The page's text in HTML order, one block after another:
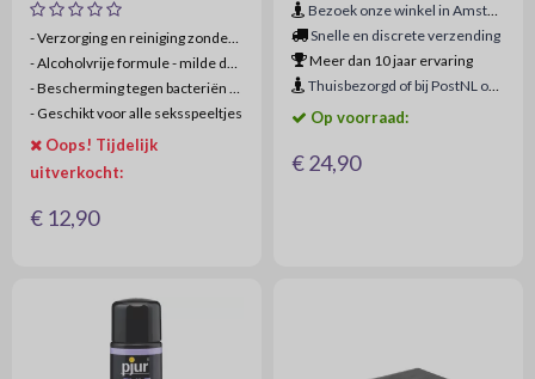
- Verzorging en reiniging zonder vlekken
-Alcoholvrije formule - milde desinfectie
-Bescherming tegen bacteriën en virussen
- Geschikt voor alle seksspeeltjes
Oops! Tijdelijk
uitverkocht:
€ 12,90
Bezoek onze winkel in Amsterdam
Snelle en discrete verzending
Meer dan 10 jaar ervaring
Thuisbezorgd of bij PostNL ophaalpunt
Op voorraad:
€ 24,90